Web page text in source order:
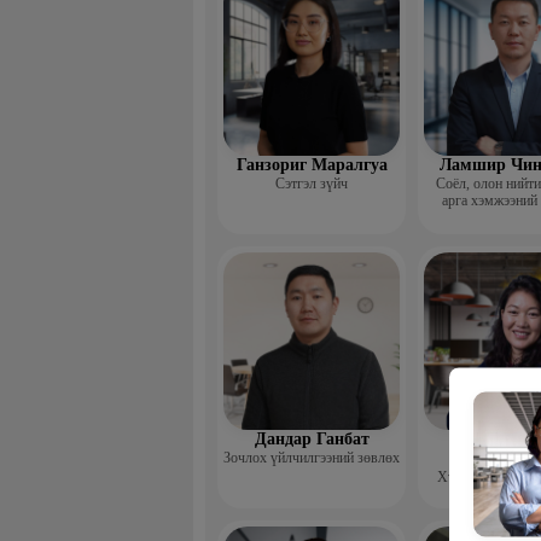
Ганзориг Маралгуа
Сэтгэл зүйч
Ламшир
Соёл, олон
арга хэмжээний
Дандар Ганбат
Зочлох үйлчилгээний зөвлөх
Хүний нөөцийн